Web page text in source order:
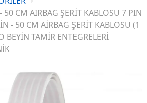
CM AIRBAG ŞERİT KABLOSU 7 PIN
- 50 CM AİRBAG ŞERİT KABLOSU (1
BEYİN TAMİR ENTEGRELERİ